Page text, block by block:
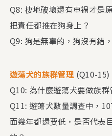
Q8: 棲地破壞還有車禍才是
把責任都推在狗身上？
Q9: 狗是無辜的，狗沒有錯
遊蕩犬的族群管理 (Q10-15)
Q10: 為什麼遊蕩犬要做族群
Q11: 遊蕩犬數量調查中，
面幾年都還要低，是否代表